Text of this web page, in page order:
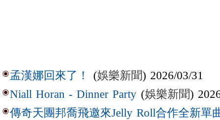
孟漢娜回來了！ (娛樂新聞) 2026/03/31
Niall Horan - Dinner Party (娛樂新聞)
傳奇天團邦喬飛邀來Jelly Roll合作全新單